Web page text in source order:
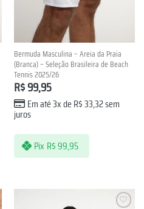
Bermuda Masculina – Areia da Praia
(Branca) – Seleção Brasileira de Beach
Tennis 2025/26
R$99,95
Em até 3x de R$33,32sem
juros
Pix R$99,95